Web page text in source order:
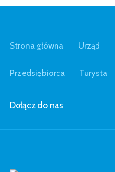
Strona główna Urząd
Przedsiębiorca Turysta
Dołącz do nas